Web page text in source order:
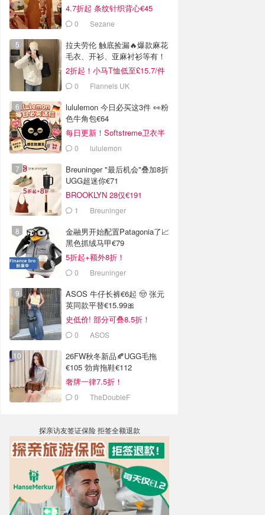
4.7折起 条纹针织背心€45
0 Sezane
拉夫劳伦 触底捡漏🔥爆款麻花
毛衣、开衫、亚麻衬衫等有！
2折起！小马T恤低至£15.7/件
0 Flannels UK
lululemon 今日必买这3件 👀粉
色牛角包€64
每日更新！Softstreme卫衣半
价 0 lululemon
Breuninger "最后机会"叠加8折
UGG超迷你€71
BROOKLYN 28仅€191
1 Breuninger
金融男开始配置Patagonia了📈
黑色抓绒马甲€79
5折起+额外8折！
0 Breuninger
ASOS 牛仔长裤€6起 🤠 张元
英同款平替€15.99🎀
史低价! 部分可叠8.5折！
0 ASOS
26FW秋冬新品🍂UGG毛拖
€105 勃肯拖鞋€112
奢牌一律7.5折！
0 TheDoubleF
探亲访友签证保险 拒签全额退款